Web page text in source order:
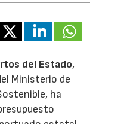
del Estado,
Ministerio de
ha